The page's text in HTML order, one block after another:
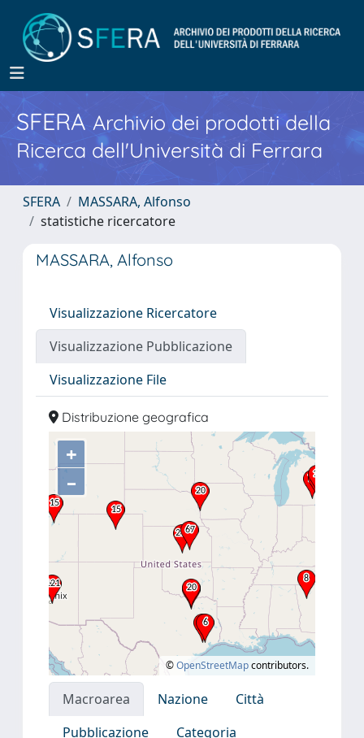
SFERA Archivio dei prodotti della
Ricerca dell'Università di Ferrara
SFERA
MASSARA, Alfonso
statistiche ricercatore
MASSARA, Alfonso
Visualizzazione Ricercatore
Visualizzazione Pubblicazione
Visualizzazione File
Distribuzione geografica
+
–
©OpenStreetMapcontributors.
Macroarea Nazione
Città
Pubblicazione
Categoria